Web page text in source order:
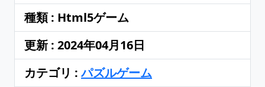
種類 : Html5ゲーム
更新 : 2024年04月16日
カテゴリ :パズルゲーム